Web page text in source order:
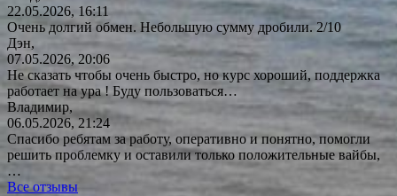
22.05.2026, 16:11
Очень долгий обмен. Небольшую сумму дробили. 2/10
Дэн,
07.05.2026, 20:06
Не сказать чтобы очень быстро, но курс хороший, поддержка
работает на ура ! Буду пользоваться…
Владимир,
06.05.2026, 21:24
Спасибо ребятам за работу, оперативно и понятно, помогли
решить проблемку и оставили только положительные вайбы,
…
Все отзывы